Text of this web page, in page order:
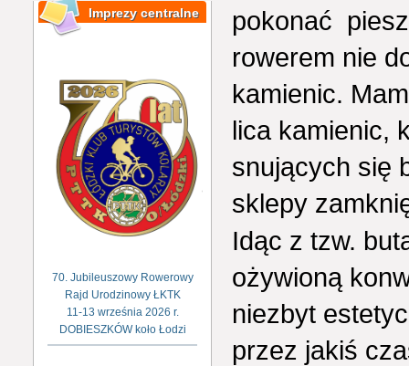
Imprezy centralne
70. Jubileuszowy Rowerowy
Rajd Urodzinowy ŁKTK
11-13 września 2026 r.
DOBIESZKÓW koło Łodzi
pokonać
rowerem nie
kamienic.
lica kamienic,
snujących się
sklepy
Idąc z tzw.
ożywioną
niezbyt
przez jakiś